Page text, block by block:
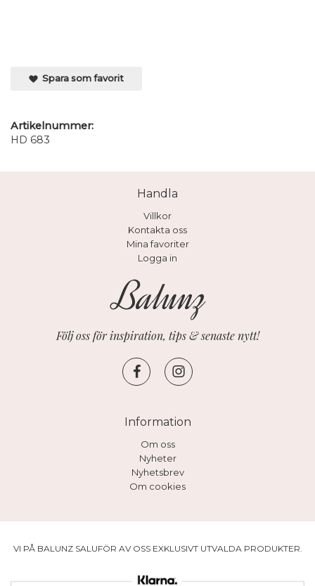
Spara som favorit
Artikelnummer:
HD 683
Handla
Villkor
Kontakta oss
Mina favoriter
Logga in
Följ oss för inspiration, tips & senaste nytt!
Information
Om oss
Nyheter
Nyhetsbrev
Om cookies
VI PÅ BALUNZ SALUFÖR AV OSS EXKLUSIVT UTVALDA PRODUKTER.